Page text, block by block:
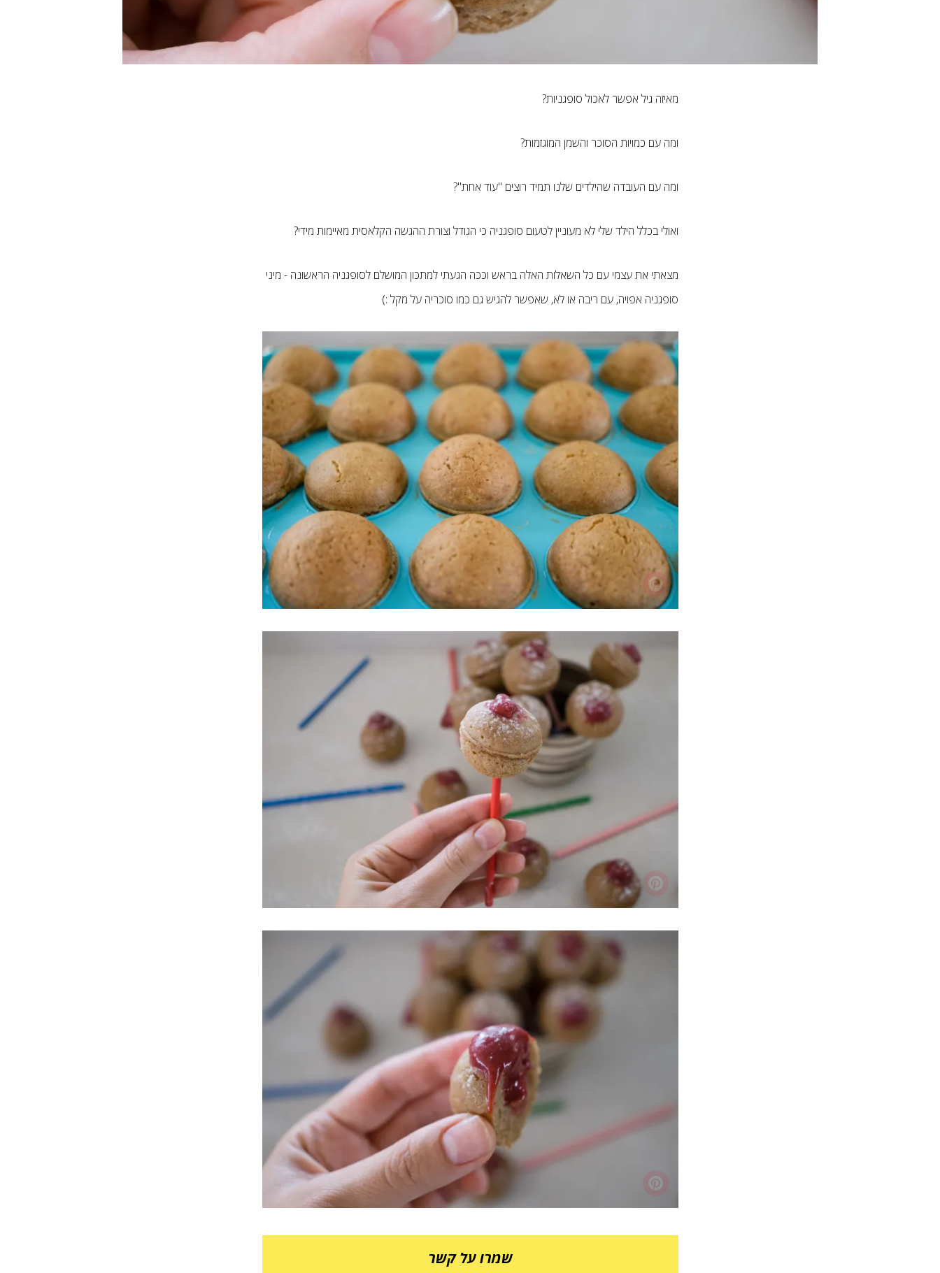
מאיזה גיל אפשר לאכול סופגניות?
ומה עם כמויות הסוכר והשמן המוגזמות?
ומה עם העובדה שהילדים שלנו תמיד רוצים "עוד אחת"?
ואולי בכלל הילד שלי לא מעוניין לטעום סופגניה כי הגודל וצורת ההגשה הקלאסית מאיימות מידי?
מצאתי את עצמי עם כל השאלות האלה בראש וככה הגעתי למתכון המושלם לסופגניה הראשונה - מיני
סופגניה אפויה, עם ריבה או לא, שאפשר להגיש גם כמו סוכריה על מקל :)
שמרו על קשר